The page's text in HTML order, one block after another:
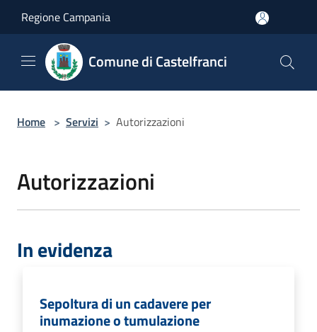
Regione Campania
Comune di Castelfranci
Home > Servizi > Autorizzazioni
Autorizzazioni
In evidenza
Sepoltura di un cadavere per
inumazione o tumulazione